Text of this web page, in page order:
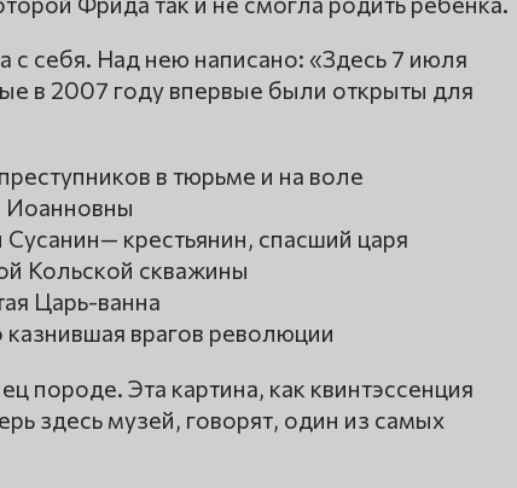
с себя. Над нею написано: «Здесь 7 июля
в 2007 году впервые были открыты для
в тюрьме и на воле
Иоанновны
крестьянин, спасший царя
Кольской скважины
Царь-ванна
врагов революции
породе. Эта картина, как квинтэссенция
здесь музей, говорят, один из самых